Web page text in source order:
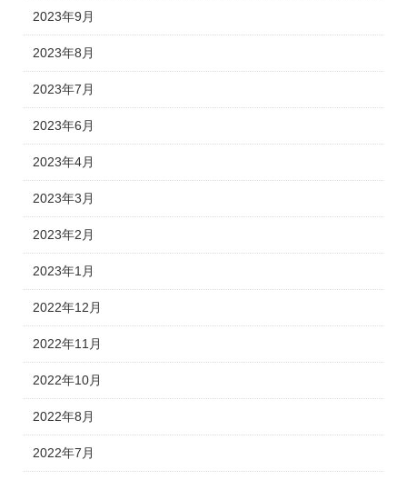
2023年9月
2023年8月
2023年7月
2023年6月
2023年4月
2023年3月
2023年2月
2023年1月
2022年12月
2022年11月
2022年10月
2022年8月
2022年7月